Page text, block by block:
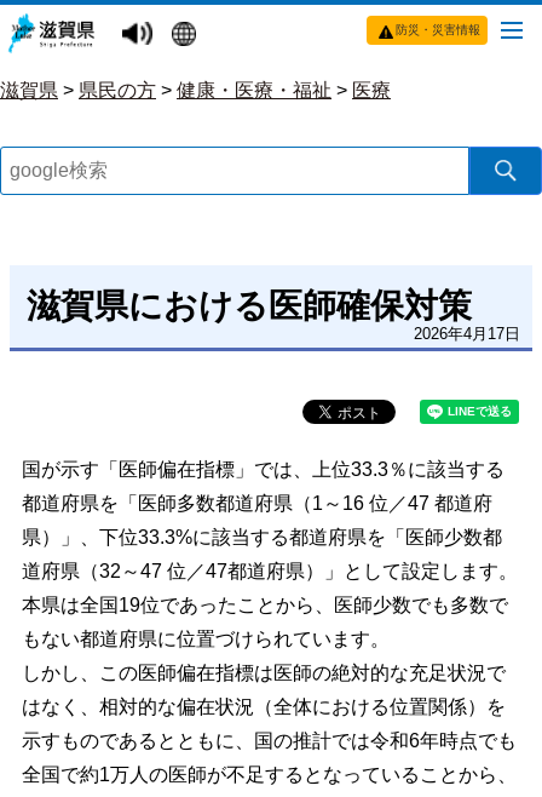
防災・災害情報
滋賀県 > 県民の方 > 健康・医療・福祉 > 医療
滋賀県における医師確保対策
2026年4月17日
国が示す「医師偏在指標」では、上位33.3％に該当する
都道府県を「医師多数都道府県（1～16 位／47 都道府
県）」、下位33.3%に該当する都道府県を「医師少数都
道府県（32～47 位／47都道府県）」として設定します。
本県は全国19位であったことから、医師少数でも多数で
もない都道府県に位置づけられています。
しかし、この医師偏在指標は医師の絶対的な充足状況で
はなく、相対的な偏在状況（全体における位置関係）を
示すものであるとともに、国の推計では令和6年時点でも
全国で約1万人の医師が不足するとなっていることから、